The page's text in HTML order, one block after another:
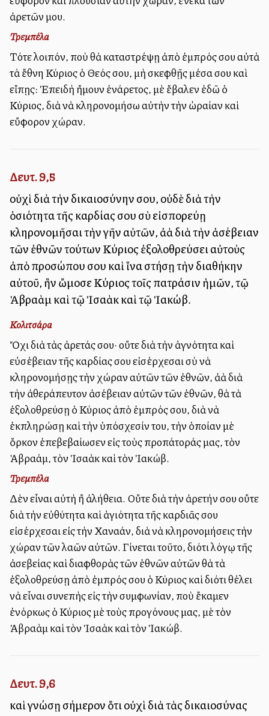
ἀρετῶν μου.
Τρεμπέλα
Τότε λοιπόν, ποὺ θὰ καταστρέψῃ ἀπὸ ἐμπρός σου αὐτὰ
τὰ ἔθνη Κύριος ὁ Θεός σου, μὴ σκεφθῇς μέσα σου καὶ
εἴπῃς: Ἐπειδὴ ἤμουν ἐνάρετος, μὲ ἔβαλεν ἐδῶ ὁ
Κύριος, διὰ νὰ κληρονομήσω αὐτὴν τὴν ὡραίαν καὶ
εὔφορον χώραν.
Δευτ. 9,5
οὐχὶ διὰ τὴν δικαιοσύνην σου, οὐδὲ διὰ τὴν
ὁσιότητα τῆς καρδίας σου σὺ εἰσπορεύῃ
κληρονομῆσαι τὴν γῆν αὐτῶν, ἀλλὰ διὰ τὴν ἀσέβειαν
τῶν ἐθνῶν τούτων Κύριος ἐξολοθρεύσει αὐτοὺς
ἀπὸ προσώπου σου καὶ ἵνα στήσῃ τὴν διαθήκην
αὐτοῦ, ἣν ὤμοσε Κύριος τοῖς πατράσιν ἡμῶν, τῷ
Ἁβραὰμ καὶ τῷ Ἰσαὰκ καὶ τῷ Ἰακώβ.
Κολιτσάρα
Ὄχι διὰ τὰς ἀρετάς σου· οὔτε διὰ τὴν ἁγνότητα καὶ
εὐσέβειαν τῆς καρδίας σου εἰσέρχεσαι σὺ νὰ
κληρονομήσῃς τὴν χώραν αὐτῶν τῶν ἐθνῶν, ἀλλὰ διὰ
τὴν ἀθεράπευτον ἀσέβειαν αὐτῶν τῶν ἐθνῶν, θὰ τὰ
ἐξολοθρεύσῃ ὁ Κύριος ἀπὸ ἐμπρός σου, διὰ νὰ
ἐκπληρώσῃ καὶ τὴν ὑπόσχεσίν του, τὴν ὁποίαν μὲ
ὅρκον ἐπεβεβαίωσεν εἰς τοὺς προπάτοράς μας, τὸν
Ἁβραάμ, τὸν Ἰσαὰκ καὶ τὸν Ἰακώβ.
Τρεμπέλα
Δὲν εἶναι αὐτὴ ἢ ἀλήθεια. Οὔτε διὰ τὴν ἀρετήν σου οὔτε
διὰ τὴν εὐθύτητα καὶ ἁγιότητα τῆς καρδιᾶς σου
εἰσέρχεσαι εἰς τὴν Χαναάν, διὰ νὰ κληρονομήσεις τὴν
χώραν τῶν λαῶν αὐτῶν. Γίνεται τοῦτο, διότι λόγῳ τῆς
ἀσεβείας καὶ διαφθορὰς τῶν ἐθνῶν αὐτῶν θὰ τὰ
ἐξολοθρεύσῃ ἀπὸ ἐμπρός σου ὁ Κύριος καὶ διότι θέλει
νὰ εἶναι συνεπὴς εἰς τὴν συμφωνίαν, ποὺ ἔκαμεν
ἐνόρκως ὁ Κύριος μὲ τοὺς προγόνους μας, μὲ τὸν
Ἀβραὰμ καὶ τὸν Ἰσαὰκ καὶ τὸν Ἰακώβ.
Δευτ. 9,6
καὶ γνώσῃ σήμερον ὅτι οὐχὶ διὰ τὰς δικαιοσύνας